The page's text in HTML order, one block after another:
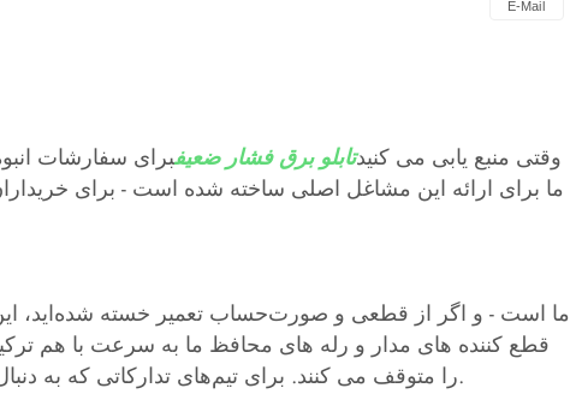
وقتی منبع یابی می کنیدتابلو برق فشار ضعیفبرای سفارشات
قطع کننده های مدار و رله های محافظ ما به سرعت با هم
را متوقف می کنند. برای تیم‌های تدارکاتی که به دنبال محافظت از سیستم‌های الکتریکی (و بودجه‌شان) هستند، این ویژگی ضروری است که نمی‌توانید از آن چشم پوشی کنید.
E-Mail